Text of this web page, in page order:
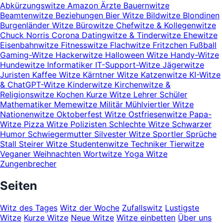
Abkürzungswitze Amazon Ärzte Bauernwitze
Beamtenwitze Beziehungen Bier Witze Bildwitze Blondinen
Burgenländer Witze Bürowitze Chefwitze & Kollegenwitze
Chuck Norris Corona Datingwitze & Tinderwitze Ehewitze
Eisenbahnwitze Fitnesswitze Flachwitze Fritzchen Fußball
Gaming-Witze Hackerwitze Halloween Witze Handy-Witze
Hundewitze Informatiker IT-Support-Witze Jägerwitze
Juristen Kaffee Witze Kärntner Witze Katzenwitze KI-Witze
& ChatGPT-Witze Kinderwitze Kirchenwitze &
Religionswitze Kochen Kurze Witze Lehrer Schüler
Mathematiker Memewitze Militär Mühlviertler Witze
Nationenwitze Oktoberfest Witze Ostfriesenwitze Papa-
Witze Pizza Witze Polizisten Schlechte Witze Schwarzer
Humor Schwiegermutter Silvester Witze Sportler Sprüche
Stall Steirer Witze Studentenwitze Techniker Tierwitze
Veganer Weihnachten Wortwitze Yoga Witze
Zungenbrecher
Seiten
Witz des Tages Witz der Woche Zufallswitz Lustigste
Witze Kurze Witze Neue Witze Witze einbetten Über uns